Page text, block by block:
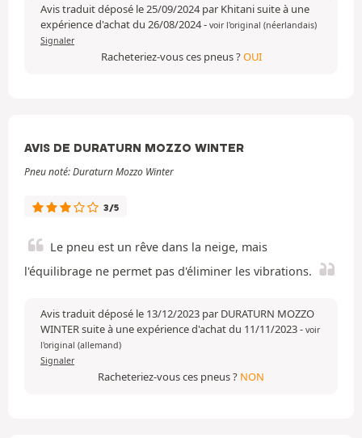
Avis traduit déposé le 25/09/2024 par Khitani suite à une
expérience d'achat du 26/08/2024- voir l'original (néerlandais)
Signaler
Racheteriez-vous ces pneus ?OUI
AVIS DE DURATURN MOZZO WINTER
Pneu noté: Duraturn Mozzo Winter
3/5
Le pneu est un rêve dans la neige, mais
l'équilibrage ne permet pas d'éliminer les vibrations.
Avis traduit déposé le 13/12/2023 par DURATURN MOZZO
WINTER suite à une expérience d'achat du 11/11/2023- voir
l'original (allemand)
Signaler
Racheteriez-vous ces pneus ? NON